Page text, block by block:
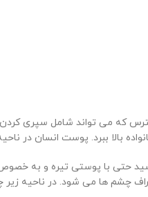
که می تواند شامل سپری کردن
بالا ببرد. پوست انسان
حتی با پوستی تیره و به
چشم ها می شود. در ناحیه